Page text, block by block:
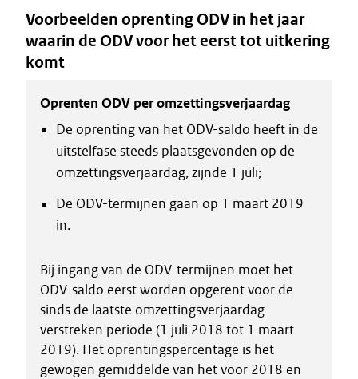
Voorbeelden oprenting ODV in het jaar
waarin de ODV voor het eerst tot uitkering
komt
Oprenten ODV per omzettingsverjaardag
De oprenting van het ODV-saldo heeft in de
uitstelfase steeds plaatsgevonden op de
omzettingsverjaardag, zijnde 1 juli;
De ODV-termijnen gaan op 1 maart 2019
in.
Bij ingang van de ODV-termijnen moet het
ODV-saldo eerst worden opgerent voor de
sinds de laatste omzettingsverjaardag
verstreken periode (1 juli 2018 tot 1 maart
2019). Het oprentingspercentage is het
gewogen gemiddelde van het voor 2018 en